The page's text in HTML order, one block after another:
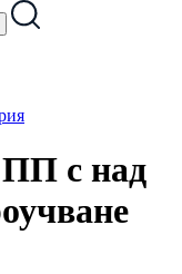
с над